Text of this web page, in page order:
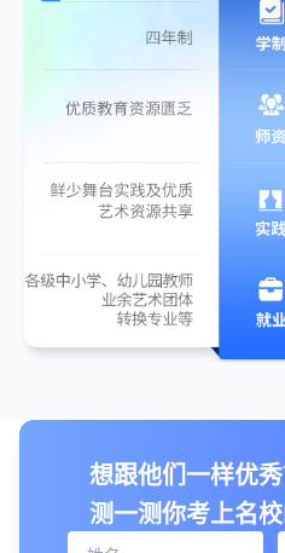
想跟他们一样优秀
测一测你考上名